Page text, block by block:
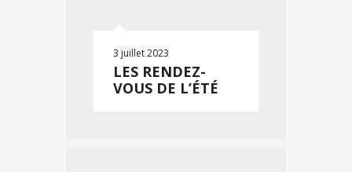
3 juillet 2023
LES RENDEZ-
VOUS DE L’ÉTÉ